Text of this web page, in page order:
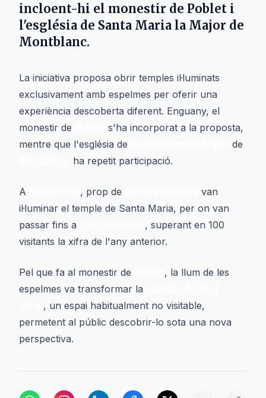
incloent-hi el monestir de Poblet i
l'església de Santa Maria la Major de
Montblanc.
La iniciativa proposa obrir temples il·luminats
exclusivament amb espelmes per oferir una
experiència descoberta diferent. Enguany, el
monestir de
s'ha incorporat a la proposta,
mentre que l'església de
de
ha repetit participació.
A , prop de
van
il·luminar el temple de Santa Maria, per on van
passar fins a
, superant en 100
visitants la xifra de l'any anterior.
Pel que fa al monestir de
, la llum de les
espelmes va transformar la
, un espai habitualment no visitable,
permetent al públic descobrir-lo sota una nova
perspectiva.